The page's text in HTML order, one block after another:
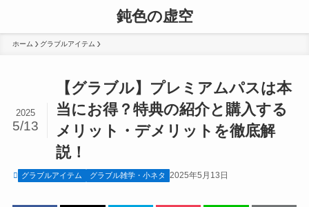
鈍色の虚空
ホーム グラブルアイテム
【グラブル】プレミアムパスは本
当にお得？特典の紹介と購入する
メリット・デメリットを徹底解
説！
2025
5/13
グラブルアイテム グラブル雑学・小ネタ 2025年5月13日